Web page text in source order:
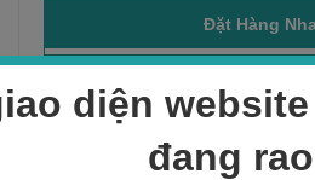
diện
đang